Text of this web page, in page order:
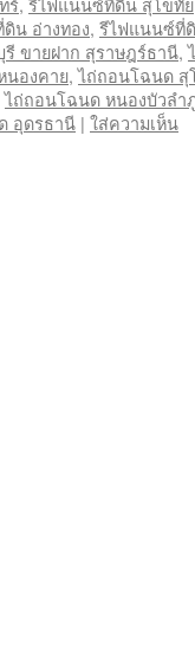
น อ่างทอง, รีไฟแนนซ์ที่
ขายฝาก สุราษฎร์ธานี,
นองคาย,ไถ่ถอนโฉนด สุ
ไถ่ถอนโฉนด หนองบัวลำ
อุดรธานี | ใส่ความเห็น